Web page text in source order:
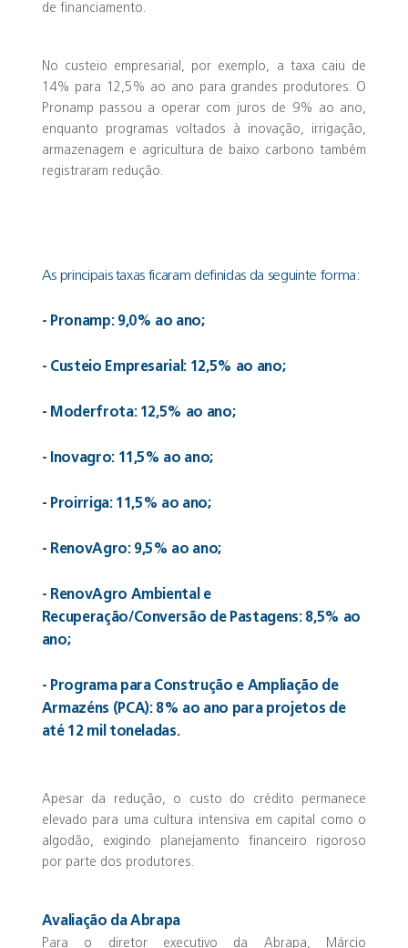
de financiamento.
No custeio empresarial, por exemplo, a taxa caiu de
14% para 12,5% ao ano para grandes produtores. O
Pronamp passou a operar com juros de 9% ao ano,
enquanto programas voltados à inovação, irrigação,
armazenagem e agricultura de baixo carbono também
registraram redução.
As principais taxas ficaram definidas da seguinte forma:
- Pronamp: 9,0% ao ano;
- Custeio Empresarial: 12,5% ao ano;
- Moderfrota: 12,5% ao ano;
- Inovagro: 11,5% ao ano;
- Proirriga: 11,5% ao ano;
- RenovAgro: 9,5% ao ano;
- RenovAgro Ambiental e
Recuperação/Conversão de Pastagens: 8,5% ao
ano;
- Programa para Construção e Ampliação de
Armazéns (PCA): 8% ao ano para projetos de
até 12 mil toneladas.
Apesar da redução, o custo do crédito permanece
elevado para uma cultura intensiva em capital como o
algodão, exigindo planejamento financeiro rigoroso
por parte dos produtores.
Avaliação da Abrapa
Para o diretor executivo da Abrapa, Márcio